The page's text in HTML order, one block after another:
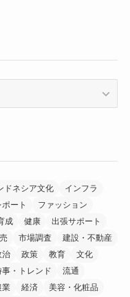
ドネシア文化
インフラ
ート
ファッション
成 健康
出張サポート
市場調査
建設・不動産
治 政策 教育
文化
事・トレンド
流通
業 経済
美容・化粧品